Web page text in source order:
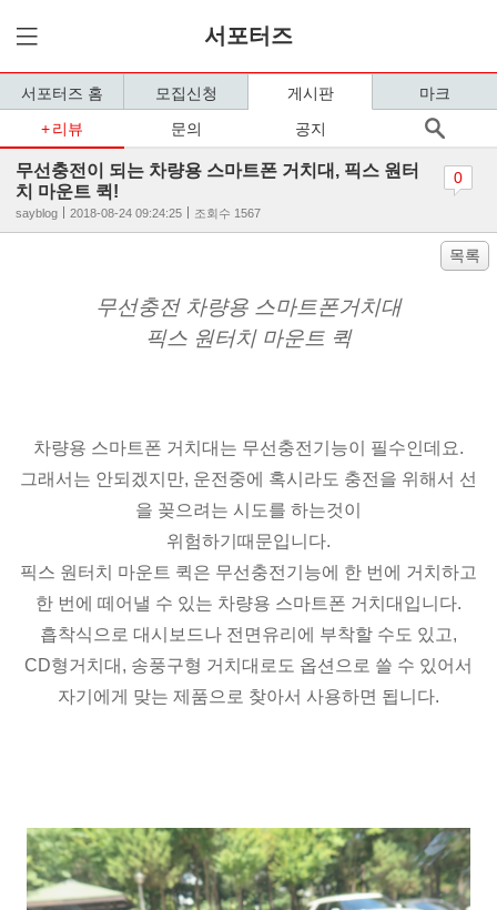
서포터즈
서포터즈 홈 모집신청 게시판
마크
리뷰
문의 공지
무선충전이 되는 차량용 스마트폰 거치대, 픽스 원터
치 마운트 퀵!
sayblog 2018-08-24 09:24:25 조회수 1567
0
목록
무선충전 차량용 스마트폰거치대
픽스 원터치 마운트 퀵
차량용 스마트폰 거치대는 무선충전기능이 필수인데요.
그래서는 안되겠지만, 운전중에 혹시라도 충전을 위해서 선
을 꽂으려는 시도를 하는것이
위험하기때문입니다.
픽스 원터치 마운트 퀵은 무선충전기능에 한 번에 거치하고
한 번에 떼어낼 수 있는 차량용 스마트폰 거치대입니다.
흡착식으로 대시보드나 전면유리에 부착할 수도 있고,
CD형거치대, 송풍구형 거치대로도 옵션으로 쓸 수 있어서
자기에게 맞는 제품으로 찾아서 사용하면 됩니다.